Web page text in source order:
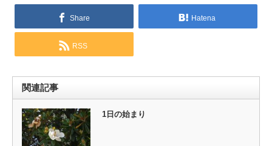
Share Hatena
RSS
関連記事
1日の始まり